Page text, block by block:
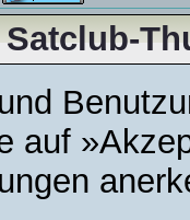
Satclub-
auf